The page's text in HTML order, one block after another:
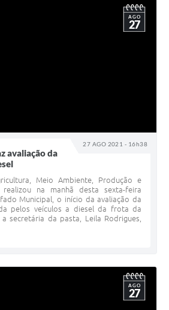
27 AGO 2021 - 16h38
AGO
27
avaliação da
Meio Ambiente, Produção e
realizou na manhã desta sexta-feira
Municipal, o início da avaliação da
pelos veículos a diesel da frota da
secretária da pasta, Leila Rodrigues,
AGO
27